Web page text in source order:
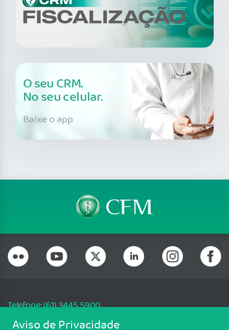
O seu CRM.
No seu celular.
Baixe o app
Telefone: (61) 3445 5900
Email: cfm@portalmedico.org.br
Aviso de Privacidade